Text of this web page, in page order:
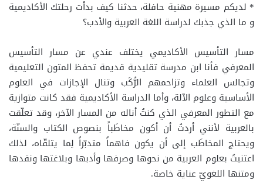
* لديكم مسيرة مهنية حافلة، حدثنا كيف بدأت رحلتك الأكاديمية
و ما الذي جذبك لدراسة اللغة العربية والأدب؟
مسار التأسيس الأكاديمي يختلف عندي عن مسار التأسيس
المعرفي فأنا ابن مدرسة تقليدية قديمة تحفظ المتون التعليمية
وتجالس العلماء وتزاحمهم الرُّكَب وتنال الإجازات في العلوم
الأساسية وعلوم الآلة، وأما الدراسة الأكاديمية فقد كانت متوازية
مع التطور المعرفي الذي كنتُ أناله من المسار الآخر، وقد تعلّقت
بالعربية لأنني أردتُ أن أكون مخاطَباً بنصوص الكتاب والسنّة،
ويحتاج المخاطَب إلى أن يكون فاهماً متدبّراً لِما يتلقّاه، لذلك
اعتنيتُ بعلوم العربية من نحوها وصرفها وأدبها وبلاغتها ونقدها
ومتنها اللغويّ عناية خاصة.